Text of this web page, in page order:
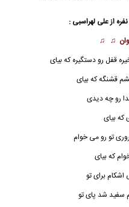
ازعلی لهراسبی :
♫ ♫
قفل رو دستگیره که بیای
قشنگه که بیای
رو چه دیدی
که بیای
تو رو می خوام
که بیای
برای تو
سفید شد پای تو